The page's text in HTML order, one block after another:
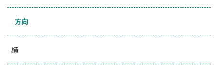
方向
横